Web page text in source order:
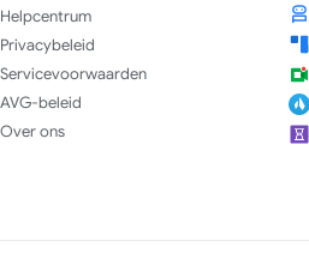
Helpcentrum
Privacybeleid
Servicevoorwaarden
AVG-beleid
Over ons